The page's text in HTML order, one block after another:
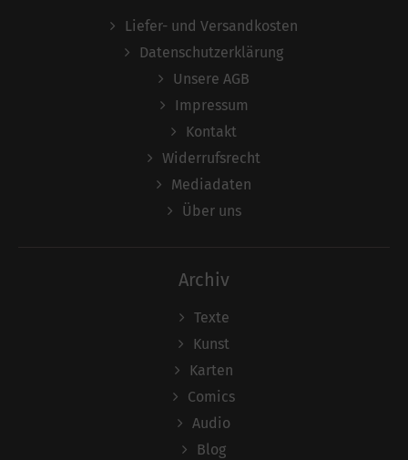
Liefer- und Versandkosten
Datenschutzerklärung
Unsere AGB
Impressum
Kontakt
Widerrufsrecht
Mediadaten
Über uns
Archiv
Texte
Kunst
Karten
Comics
Audio
Blog